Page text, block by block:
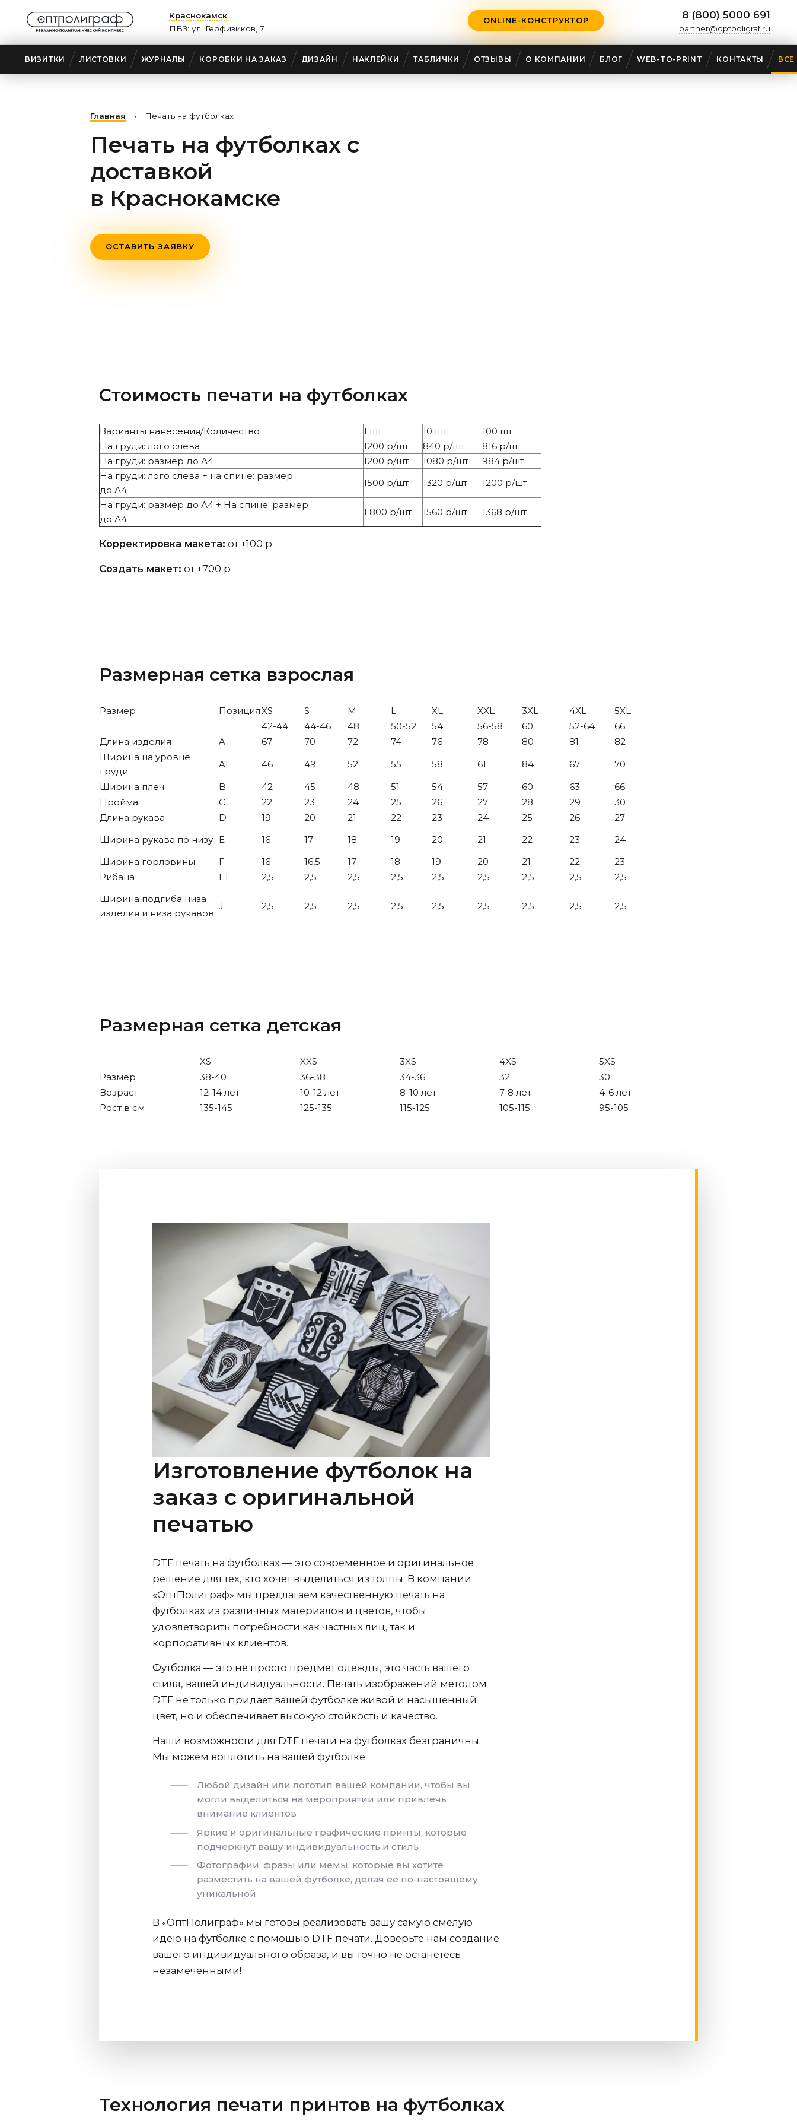
Краснокамск
ПВЗ: ул. Геофизиков, 7
ONLINE-КОНСТРУКТОР 8 (800) 5000 691
partner@optpoligraf.ru
ВИЗИТКИ ЛИСТОВКИ ЖУРНАЛЫ КОРОБКИ НА ЗАКАЗ ДИЗАЙН НАКЛЕЙКИ ТАБЛИЧКИ ОТЗЫВЫ О КОМПАНИИ БЛОГ WEB-TO-PRINT КОНТАКТЫ ВСЕ
Главная › Печать на футболках
Печать на футболках с
доставкой
в Краснокамске
ОСТАВИТЬ ЗАЯВКУ
Стоимость печати на футболках
Варианты нанесения/Количество 1 шт 10 шт
100 шт
На груди: лого слева
1200 р/шт 840 р/шт
816 р/шт
На груди: размер до А4
1200 р/шт 1080 р/шт
984 р/шт
На груди: лого слева + на спине: размер
до А4
1500 р/шт 1320 р/шт
1200 р/шт
На груди: размер до А4 + На спине: размер
до А4
1 800 р/шт 1560 р/шт 1368 р/шт
Корректировка макета: от +100 р
Создать макет: от +700 р
Размерная сетка взрослая
Размер ПозицияXS S M L XL XXL 3XL 4XL
5XL
42-44
44-46 48 50-52 54 56-58 60 52-64
66
Длина изделия
A 67 70 72 74 76 78 80 81
82
Ширина на уровне
груди
A1 46 49 52 55 58 61 84 67
70
Ширина плеч
B 42 45 48 51 54 57 60 63
66
Пройма
C 22 23 24 25 26 27 28 29
30
Длина рукава
D 19 20 21 22 23 24 25 26
27
Ширина рукава по низу E 16 17 18 19 20 21 22 23
24
Ширина горловины
F 16 16,5 17 18 19 20 21 22
23
Рибана
E1 2,5 2,5 2,5 2,5 2,5 2,5 2,5 2,5
2,5
Ширина подгиба низа
изделия и низа рукавов
J 2,5 2,5 2,5 2,5 2,5 2,5 2,5 2,5 2,5
Размерная сетка детская
XS XXS 3XS 4XS
5XS
Размер
38-40 36-38 34-36 32
30
Возраст
12-14 лет 10-12 лет 8-10 лет 7-8 лет
4-6 лет
Рост в см
135-145 125-135 115-125 105-115 95-105
Изготовление футболок на
заказ с оригинальной
печатью
DTF печать на футболках — это современное и оригинальное
решение для тех, кто хочет выделиться из толпы. В компании
«ОптПолиграф» мы предлагаем качественную печать на
футболках из различных материалов и цветов, чтобы
удовлетворить потребности как частных лиц, так и
корпоративных клиентов.
Футболка — это не просто предмет одежды, это часть вашего
стиля, вашей индивидуальности. Печать изображений методом
DTF не только придает вашей футболке живой и насыщенный
цвет, но и обеспечивает высокую стойкость и качество.
Наши возможности для DTF печати на футболках безграничны.
Мы можем воплотить на вашей футболке:
Любой дизайн или логотип вашей компании, чтобы вы
могли выделиться на мероприятии или привлечь
внимание клиентов
Яркие и оригинальные графические принты, которые
подчеркнут вашу индивидуальность и стиль
Фотографии, фразы или мемы, которые вы хотите
разместить на вашей футболке, делая ее по-настоящему
уникальной
В «ОптПолиграф» мы готовы реализовать вашу самую смелую
идею на футболке с помощью DTF печати. Доверьте нам создание
вашего индивидуального образа, и вы точно не останетесь
незамеченными!
Технология печати принтов на футболках